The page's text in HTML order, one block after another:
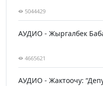
5044429
АУДИО - Жыргалбек
4665621
АУДИО - Жактоочу: